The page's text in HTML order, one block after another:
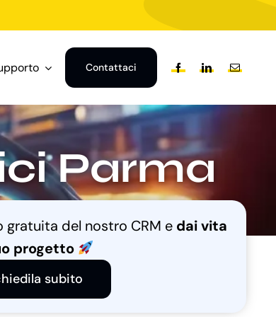
Contattaci
Parma
del nostro CRM e dai vita
progetto
subito